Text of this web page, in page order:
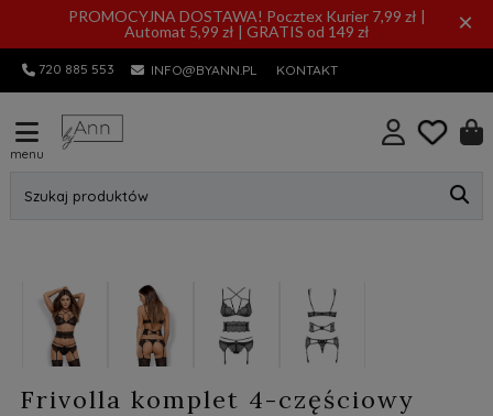
PROMOCYJNA DOSTAWA! Pocztex Kurier 7,99 zł |
Automat 5,99 zł | GRATIS od 149 zł
×
720 885 553 INFO@BYANN.PL KONTAKT
menu
Szukaj produktów
Frivolla komplet 4-częściowy